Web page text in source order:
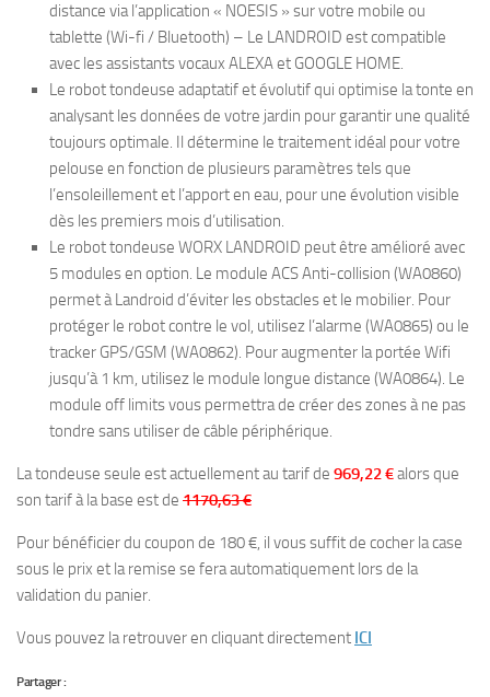
distance via l’application « NOESIS » sur votre mobile ou
tablette (Wi-fi / Bluetooth) – Le LANDROID est compatible
avec les assistants vocaux ALEXA et GOOGLE HOME.
Le robot tondeuse adaptatif et évolutif qui optimise la tonte en
analysant les données de votre jardin pour garantir une qualité
toujours optimale. Il détermine le traitement idéal pour votre
pelouse en fonction de plusieurs paramètres tels que
l’ensoleillement et l’apport en eau, pour une évolution visible
dès les premiers mois d’utilisation.
Le robot tondeuse WORX LANDROID peut être amélioré avec
5 modules en option. Le module ACS Anti-collision (WA0860)
permet à Landroid d’éviter les obstacles et le mobilier. Pour
protéger le robot contre le vol, utilisez l’alarme (WA0865) ou le
tracker GPS/GSM (WA0862). Pour augmenter la portée Wifi
jusqu’à 1 km, utilisez le module longue distance (WA0864). Le
module off limits vous permettra de créer des zones à ne pas
tondre sans utiliser de câble périphérique.
La tondeuse seule est actuellement au tarif de 969,22 €alors que
son tarif à la base est de 1170,63 €
Pour bénéficier du coupon de 180 €, il vous suffit de cocher la case
sous le prix et la remise se fera automatiquement lors de la
validation du panier.
Vous pouvez la retrouver en cliquant directement ICI
Partager :